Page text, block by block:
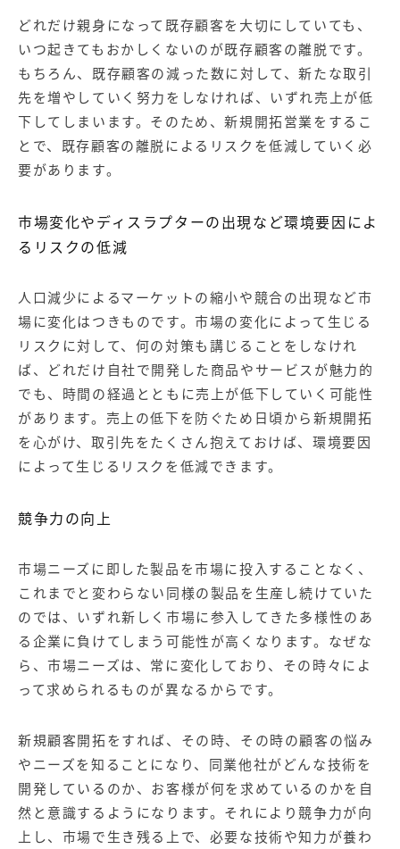
どれだけ親身になって既存顧客を大切にしていても、
いつ起きてもおかしくないのが既存顧客の離脱です。
もちろん、既存顧客の減った数に対して、新たな取引
先を増やしていく努力をしなければ、いずれ売上が低
下してしまいます。そのため、新規開拓営業をするこ
とで、既存顧客の離脱によるリスクを低減していく必
要があります。
市場変化やディスラプターの出現など環境要因によ
るリスクの低減
人口減少によるマーケットの縮小や競合の出現など市
場に変化はつきものです。市場の変化によって生じる
リスクに対して、何の対策も講じることをしなけれ
ば、どれだけ自社で開発した商品やサービスが魅力的
でも、時間の経過とともに売上が低下していく可能性
があります。売上の低下を防ぐため日頃から新規開拓
を心がけ、取引先をたくさん抱えておけば、環境要因
によって生じるリスクを低減できます。
競争力の向上
市場ニーズに即した製品を市場に投入することなく、
これまでと変わらない同様の製品を生産し続けていた
のでは、いずれ新しく市場に参入してきた多様性のあ
る企業に負けてしまう可能性が高くなります。なぜな
ら、市場ニーズは、常に変化しており、その時々によ
って求められるものが異なるからです。
新規顧客開拓をすれば、その時、その時の顧客の悩み
やニーズを知ることになり、同業他社がどんな技術を
開発しているのか、お客様が何を求めているのかを自
然と意識するようになります。それにより競争力が向
上し、市場で生き残る上で、必要な技術や知力が養わ